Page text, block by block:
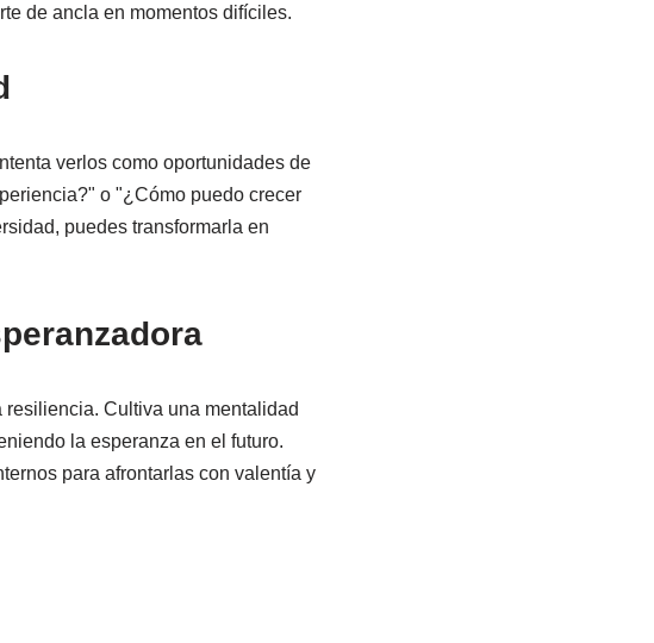
de ancla en momentos difíciles.
verlos como oportunidades de
o "¿Cómo puedo crecer
puedes transformarla en
Cultiva una mentalidad
la esperanza en el futuro.
para afrontarlas con valentía y